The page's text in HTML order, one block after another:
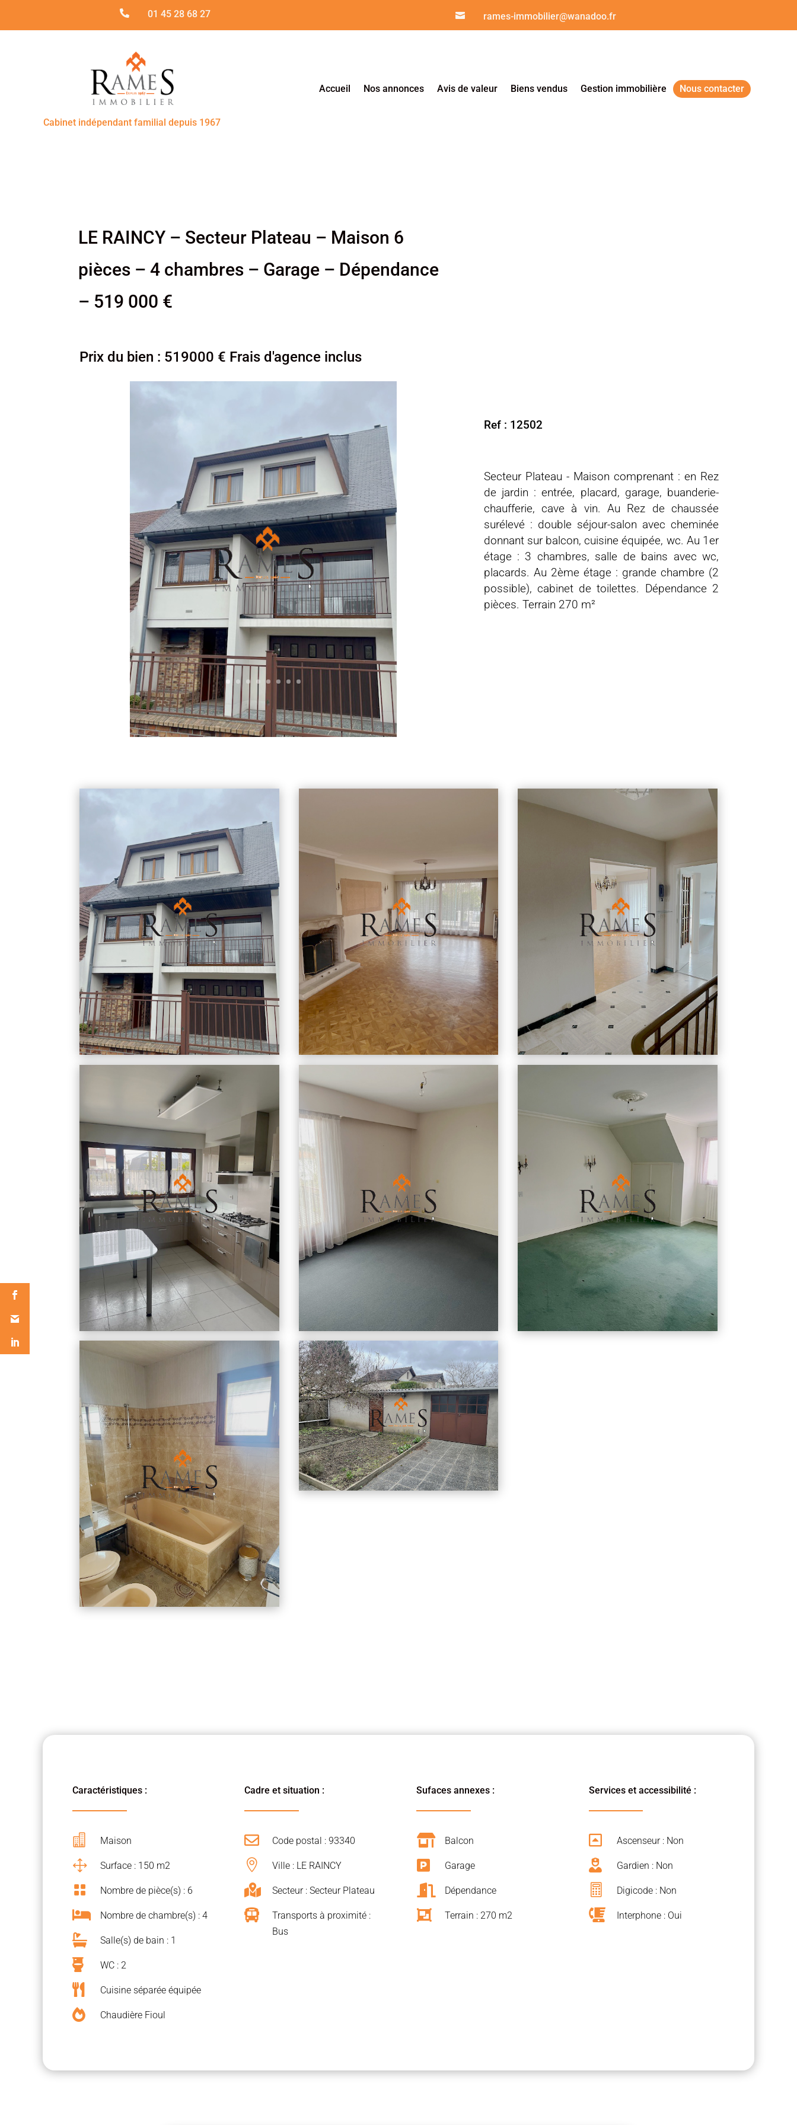
 01 45 28 68 27  rames-immobilier@wanadoo.fr
Accueil Nos annonces Avis de valeur Biens vendus Gestion immobilière Nous contacter
Cabinet indépendant familial depuis 1967
LE RAINCY – Secteur Plateau – Maison 6
pièces – 4 chambres – Garage – Dépendance
– 519 000 €
Prix du bien : 519000 € Frais d'agence inclus
Ref : 12502
Secteur Plateau - Maison comprenant : en Rez
de jardin : entrée, placard, garage, buanderie-
chaufferie, cave à vin. Au Rez de chaussée
surélevé : double séjour-salon avec cheminée
donnant sur balcon, cuisine équipée, wc. Au 1er
étage : 3 chambres, salle de bains avec wc,
placards. Au 2ème étage : grande chambre (2
possible), cabinet de toilettes. Dépendance 2
pièces. Terrain 270 m²
Caractéristiques :
 Maison
1 Surface : 150 m2
 Nombre de pièce(s) : 6
 Nombre de chambre(s) : 4
 Salle(s) de bain : 1
 WC : 2
 Cuisine séparée équipée
 Chaudière Fioul
Cadre et situation :
 Code postal : 93340
 Ville : LE RAINCY
 Secteur : Secteur Plateau

Transports à proximité :
Bus
Sufaces annexes :
 Balcon
 Garage
 Dépendance
 Terrain : 270 m2
Services et accessibilité :
 Ascenseur : Non
 Gardien : Non
 Digicode : Non
 Interphone : Oui